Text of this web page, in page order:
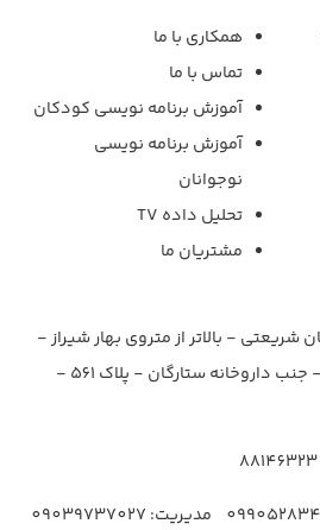
همکاری با ما
تماس با ما
آموزش برنامه نویسی کودکان
آموزش برنامه نویسی
نوجوانان
تحلیل داده TV
مشتریان ما
شریعتی - بالاتر از متروی بهار شیراز -
روبروی اتاق اصناف - جنب داروخانه ستارگان - پلاک 561 -
مدیریت: 09039737027